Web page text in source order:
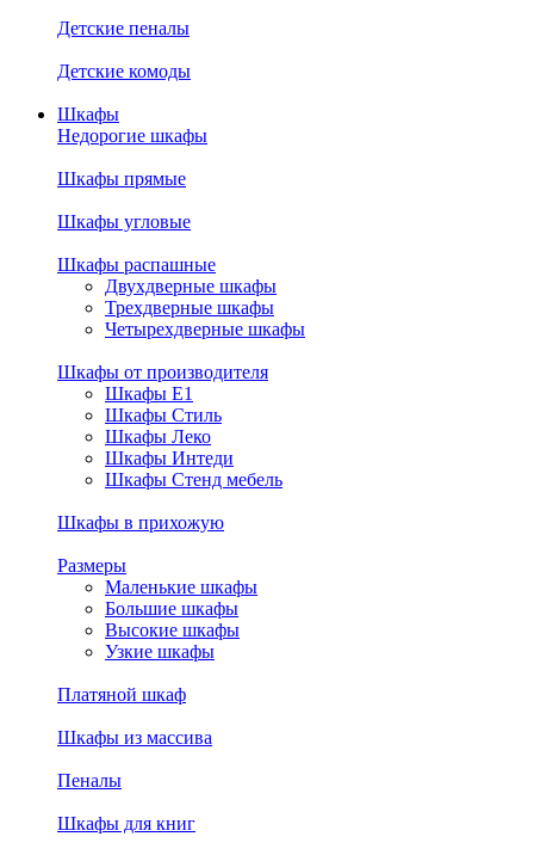
Детские пеналы
Детские комоды
Шкафы
Недорогие шкафы
Шкафы прямые
Шкафы угловые
Шкафы распашные
Двухдверные шкафы
Трехдверные шкафы
Четырехдверные шкафы
Шкафы от производителя
Шкафы E1
Шкафы Стиль
Шкафы Леко
Шкафы Интеди
Шкафы Стенд мебель
Шкафы в прихожую
Размеры
Маленькие шкафы
Большие шкафы
Высокие шкафы
Узкие шкафы
Платяной шкаф
Шкафы из массива
Пеналы
Шкафы для книг